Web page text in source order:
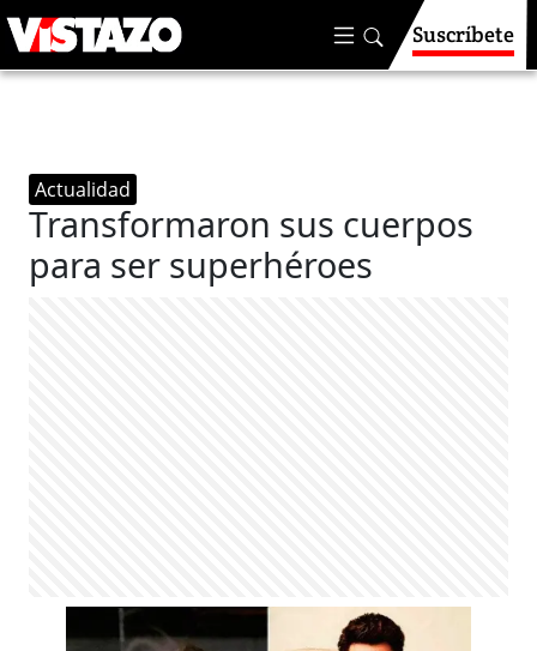
Suscríbete
Actualidad
Transformaron sus cuerpos
para ser superhéroes